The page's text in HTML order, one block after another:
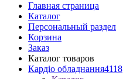
Главная страница
Каталог
Персональный раздел
Корзина
Заказ
Каталог товаров
Кардіо обладнання4118